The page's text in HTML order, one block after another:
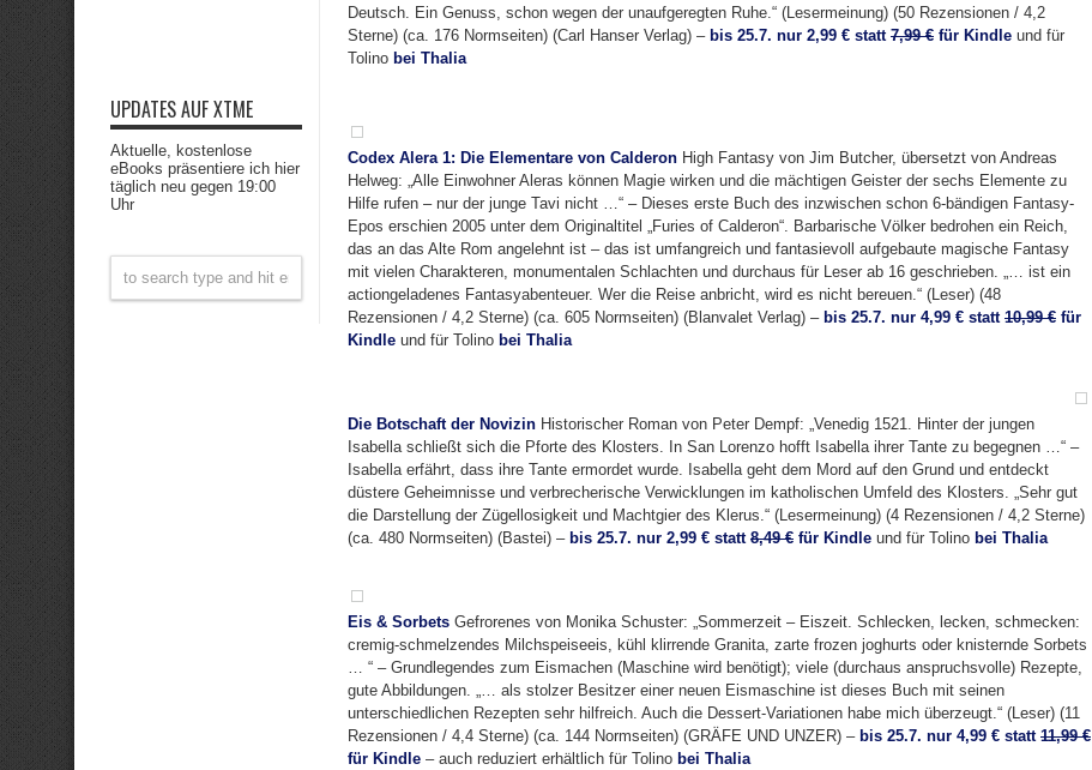
Deutsch. Ein Genuss, schon wegen der unaufgeregten Ruhe.“ (Lesermeinung) (50 Rezensionen / 4,2
Sterne) (ca. 176 Normseiten) (Carl Hanser Verlag) – bis 25.7. nur 2,99 € statt 7,99 € für Kindle und für
Tolino bei Thalia
Codex Alera 1: Die Elementare von Calderon High Fantasy von Jim Butcher, übersetzt von Andreas
Helweg: „Alle Einwohner Aleras können Magie wirken und die mächtigen Geister der sechs Elemente zu
Hilfe rufen – nur der junge Tavi nicht …“ – Dieses erste Buch des inzwischen schon 6-bändigen Fantasy-
Epos erschien 2005 unter dem Originaltitel „Furies of Calderon“. Barbarische Völker bedrohen ein Reich,
das an das Alte Rom angelehnt ist – das ist umfangreich und fantasievoll aufgebaute magische Fantasy
mit vielen Charakteren, monumentalen Schlachten und durchaus für Leser ab 16 geschrieben. „… ist ein
actiongeladenes Fantasyabenteuer. Wer die Reise anbricht, wird es nicht bereuen.“ (Leser) (48
Rezensionen / 4,2 Sterne) (ca. 605 Normseiten) (Blanvalet Verlag) – bis 25.7. nur 4,99 € statt 10,99 € für
Kindle und für Tolino bei Thalia
Die Botschaft der Novizin Historischer Roman von Peter Dempf: „Venedig 1521. Hinter der jungen
Isabella schließt sich die Pforte des Klosters. In San Lorenzo hofft Isabella ihrer Tante zu begegnen …“ –
Isabella erfährt, dass ihre Tante ermordet wurde. Isabella geht dem Mord auf den Grund und entdeckt
düstere Geheimnisse und verbrecherische Verwicklungen im katholischen Umfeld des Klosters. „Sehr gut
die Darstellung der Zügellosigkeit und Machtgier des Klerus.“ (Lesermeinung) (4 Rezensionen / 4,2 Sterne)
(ca. 480 Normseiten) (Bastei) – bis 25.7. nur 2,99 € statt 8,49 € für Kindle und für Tolino bei Thalia
Eis & Sorbets Gefrorenes von Monika Schuster: „Sommerzeit – Eiszeit. Schlecken, lecken, schmecken:
cremig-schmelzendes Milchspeiseeis, kühl klirrende Granita, zarte frozen joghurts oder knisternde Sorbets
… “ – Grundlegendes zum Eismachen (Maschine wird benötigt); viele (durchaus anspruchsvolle) Rezepte,
gute Abbildungen. „… als stolzer Besitzer einer neuen Eismaschine ist dieses Buch mit seinen
unterschiedlichen Rezepten sehr hilfreich. Auch die Dessert-Variationen habe mich überzeugt.“ (Leser) (11
Rezensionen / 4,4 Sterne) (ca. 144 Normseiten) (GRÄFE UND UNZER) – bis 25.7. nur 4,99 € statt 11,99 €
für Kindle – auch reduziert erhältlich für Tolino bei Thalia
UPDATES AUF XTME
Aktuelle, kostenlose
eBooks präsentiere ich hier
täglich neu gegen 19:00
Uhr